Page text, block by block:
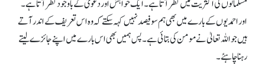
مسلمانوں کی اکثریت میں نظر آتا ہے۔ ایک خواہش اور دعویٰ کے باوجودنظر آتا ہے۔
اور احمدیوں کے بارے میں بھی ہم سو فیصدنہیں کہہ سکتے کہ وہ اس تعریف کے اندر آتے
ہیں جو اللہ تعالیٰ نے مومن کی بتائی ہے۔ پس ہمیں بھی اس بارے میں اپنے جائزے لیتے
رہنا چاہئے۔